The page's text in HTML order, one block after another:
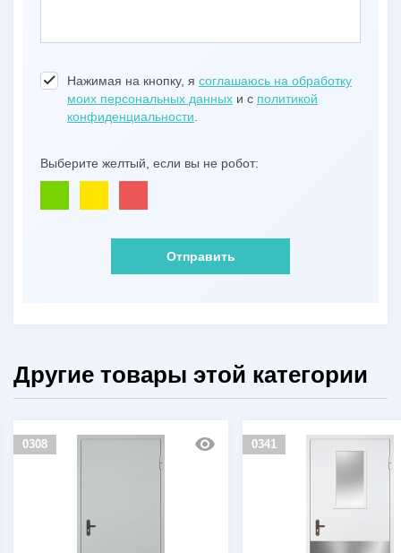
Нажимая на кнопку, я соглашаюсь на обработку
моих персональных данных и с политикой
конфиденциальности
Выберите желтый, если вы не робот:
Отправить
Другие товары этой категории
0308 0341